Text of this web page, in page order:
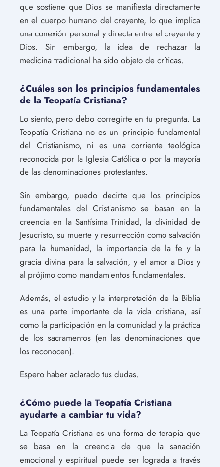
que sostiene que Dios se manifiesta directamente
en el cuerpo humano del creyente, lo que implica
una conexión personal y directa entre el creyente y
Dios. Sin embargo, la idea de rechazar la
medicina tradicional ha sido objeto de críticas.
¿Cuáles son los principios fundamentales
de la Teopatía Cristiana?
Lo siento, pero debo corregirte en tu pregunta. La
Teopatía Cristiana no es un principio fundamental
del Cristianismo, ni es una corriente teológica
reconocida por la Iglesia Católica o por la mayoría
de las denominaciones protestantes.
Sin embargo, puedo decirte que los principios
fundamentales del Cristianismo se basan en la
creencia en la Santísima Trinidad, la divinidad de
Jesucristo, su muerte y resurrección como salvación
para la humanidad, la importancia de la fe y la
gracia divina para la salvación, y el amor a Dios y
al prójimo como mandamientos fundamentales.
Además, el estudio y la interpretación de la Biblia
es una parte importante de la vida cristiana, así
como la participación en la comunidad y la práctica
de los sacramentos (en las denominaciones que
los reconocen).
Espero haber aclarado tus dudas.
¿Cómo puede la Teopatía Cristiana
ayudarte a cambiar tu vida?
La Teopatía Cristiana es una forma de terapia que
se basa en la creencia de que la sanación
emocional y espiritual puede ser lograda a través